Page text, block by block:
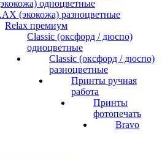
одноцветные
(экокожа) разноцветные
Relax премиум
Classic (оксфорд / дюспо)
одноцветные
Classic (оксфорд / дюспо)
разноцветные
Принты ручная
работа
Принты
фотопечать
Bravo